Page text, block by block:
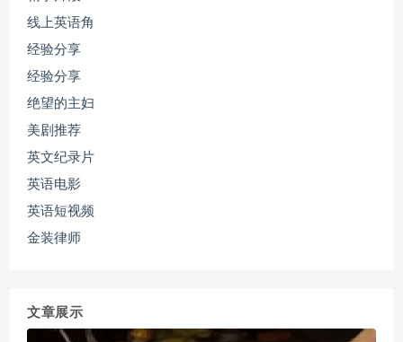
线上英语角
经验分享
经验分享
绝望的主妇
美剧推荐
英文纪录片
英语电影
英语短视频
金装律师
文章展示